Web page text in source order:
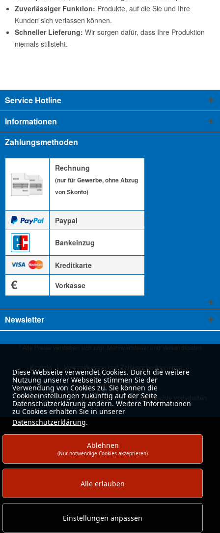
Zuverlässiger Funktion: Produkte, auf die Sie und Ihre
Kunden sich verlassen können.
Schneller Lieferung: Wir sorgen dafür, dass Ihre Produktion
niemals stillsteht.
Service Hotline
Informationen
Zahlungsmethoden
Rechnung
(nur für Gewerbe, ohne Abzug
von Skonto)
Paypal
Bankeinzug
Kreditkarte
€ Vorkasse
Newsletter
* Alle Preise verstehen sich zzgl. Mehrwertsteuer und Versandkosten
Kontakt
Versandkosten und Zahlungsbedingungen
Widerrufsrecht
Copyright © moog & langenscheidt GmbH - Alle Rechte vorbehalten
Diese Webseite verwendet Cookies. Durch die weitere
Nutzung unserer Webseite stimmen Sie der
Verwendung von Cookies zu. Sie können die
Cookieeinstellungen zukünftig auf der Seite
Datenschutzerklärung ändern. Weitere Informationen
zu Cookies erhalten Sie in unserer
Datenschutzerklärung.
Ablehnen
(Nur notwendige Cookies akzeptieren)
Alle erlauben
Einstellungen anpassen